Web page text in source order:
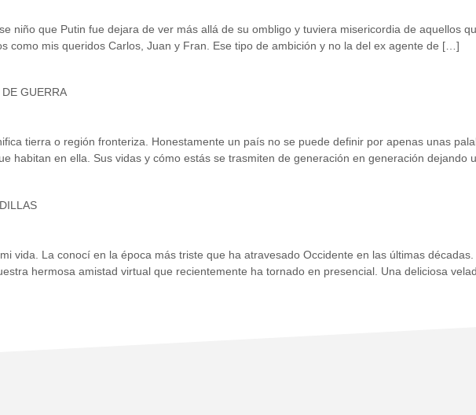
niño que Putin fue dejara de ver más allá de su ombligo y tuviera misericordia de aquellos
como mis queridos Carlos, Juan y Fran. Ese tipo de ambición y no la del ex agente de […]
GUERRA
tierra o región fronteriza. Honestamente un país no se puede definir por apenas unas
habitan en ella. Sus vidas y cómo estás se trasmiten de generación en generación
vida. La conocí en la época más triste que ha atravesado Occidente en las últimas
hermosa amistad virtual que recientemente ha tornado en presencial. Una deliciosa